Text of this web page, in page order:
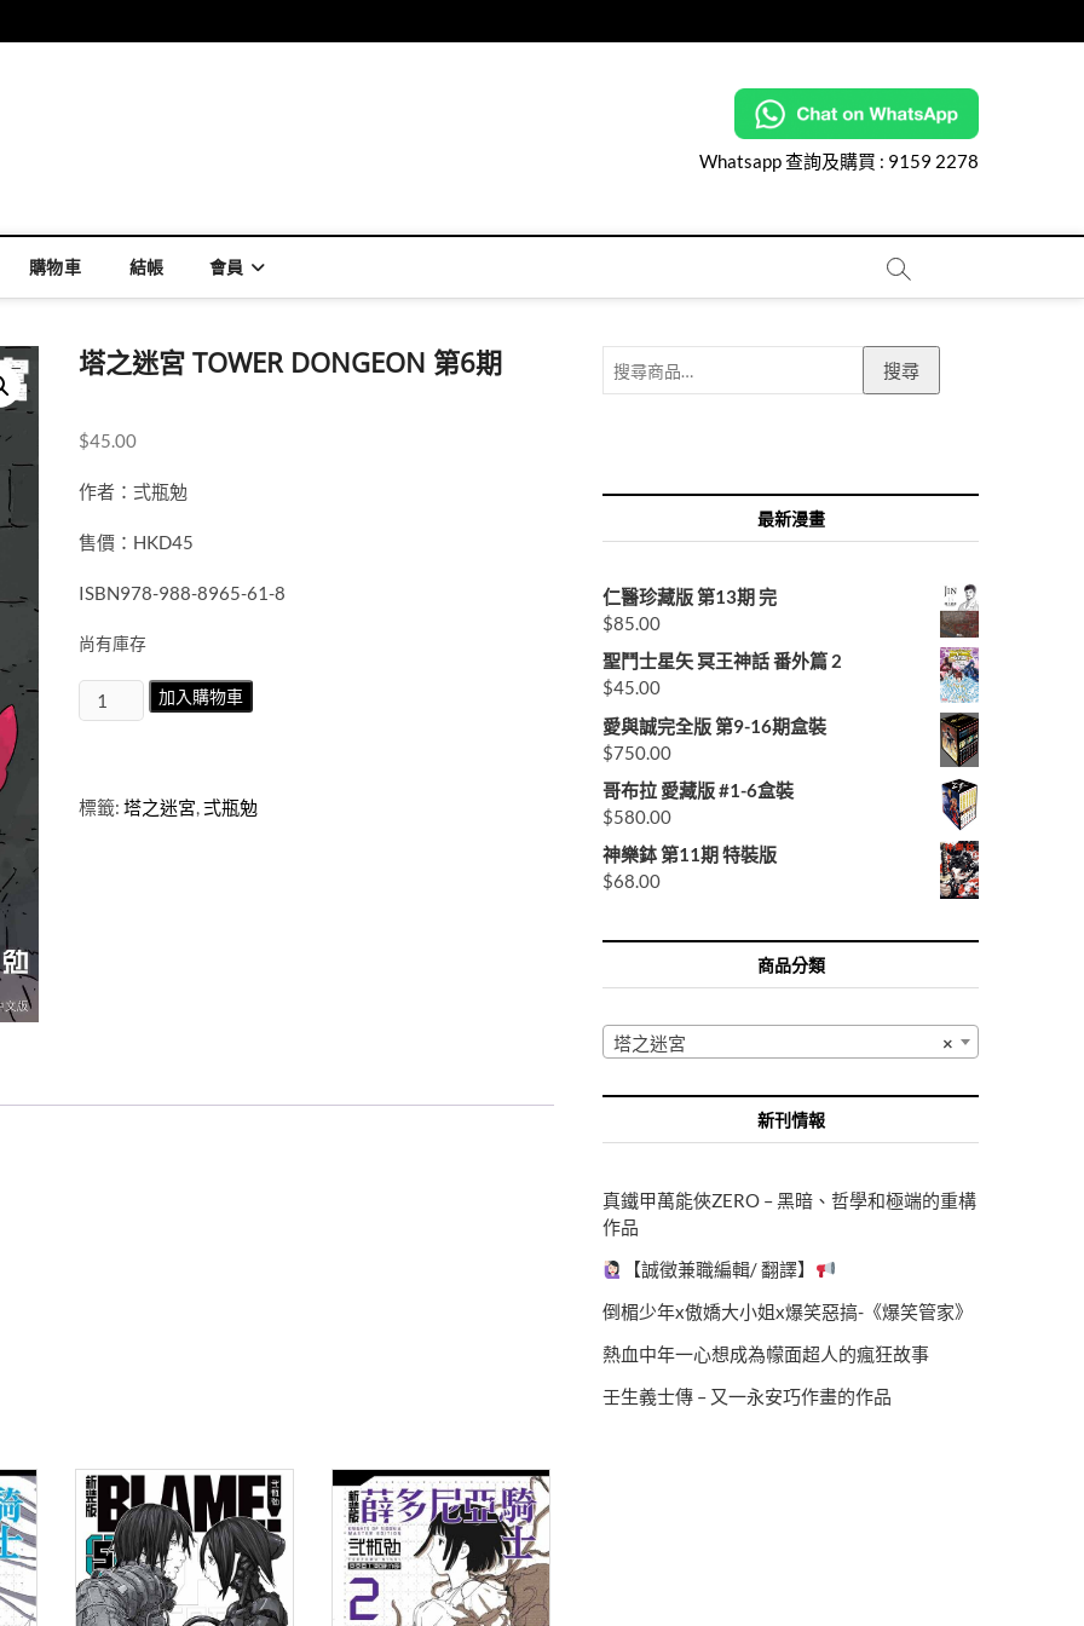
Whatsapp 查詢及購買 : 9159 2278
購物車 結帳 會員
塔之迷宮 TOWER DONGEON 第6期
$45.00
作者：弍瓶勉
售價：HKD45
ISBN978-988-8965-61-8
尚有庫存
之
TOWER
加入購物車
標籤: 塔之迷宮,弍瓶勉
搜尋
最新漫畫
仁醫珍藏版 第13期 完
$85.00
聖鬥士星矢 冥王神話 番外篇 2
$45.00
愛與誠完全版 第9-16期盒裝
$750.00
哥布拉 愛藏版 #1-6盒裝
$580.00
神樂鉢 第11期 特裝版
$68.00
商品分類
×
塔之迷宮
新刊情報
真鐵甲萬能俠ZERO – 黑暗、哲學和極端的重構
作品
【誠徵兼職編輯/ 翻譯】
倒楣少年x傲嬌大小姐x爆笑惡搞-《爆笑管家》
熱血中年一心想成為幪面超人的瘋狂故事
壬生義士傳 – 又一永安巧作畫的作品